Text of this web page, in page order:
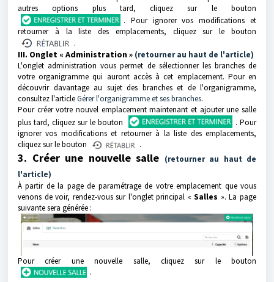
autres options plus tard, cliquez sur le bouton
. Pour ignorer vos modifications et
retourner à la liste des emplacements, cliquez sur le bouton
.
III. Onglet « Administration » (retourner au haut de l'article)
L'onglet administration vous permet de sélectionner les branches de
votre organigramme qui auront accès à cet emplacement. Pour en
découvrir davantage au sujet des branches et de l'organigramme,
consultez l'articleGérer l'organigramme et ses branches.
Pour créer votre nouvel emplacement maintenant et ajouter une salle
plus tard, cliquez sur le bouton
. Pour
ignorer vos modifications et retourner à la liste des emplacements,
cliquez sur le bouton
.
3. Créer une nouvelle salle (retourner au haut de
l'article)
À partir de la page de paramétrage de votre emplacement que vous
venons de voir, rendez-vous sur l'onglet principal «Salles ». La page
suivante sera générée :
Pour créer une nouvelle salle, cliquez sur le bouton
.